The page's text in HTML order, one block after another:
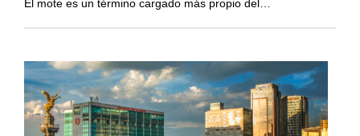
El mote es un término cargado más propio del…